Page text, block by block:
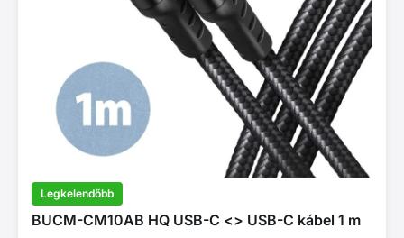
Legkelendőbb
BUCM-CM10AB HQ USB-C <> USB-C kábel 1 m